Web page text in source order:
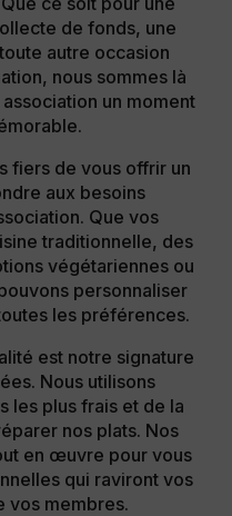
de fonds, une
autre occasion
nous sommes là
un moment
fiers de vous offrir un
aux besoins
Que vos
traditionnelle, des
végétariennes ou
personnaliser
les préférences.
est notre signature
Nous utilisons
les plus frais et de la
nos plats. Nos
en œuvre pour vous
qui raviront vos
vos membres.